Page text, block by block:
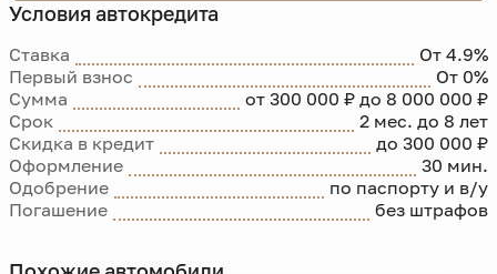
Условия автокредита
Ставка
От 4.9%
Первый взнос
От 0%
Сумма
от 300 000 ₽ до 8 000 000 ₽
Срок
2 мес. до 8 лет
Скидка в кредит
до 300 000 ₽
Оформление
30 мин.
Одобрение
по паспорту и в/у
Погашение
без штрафов